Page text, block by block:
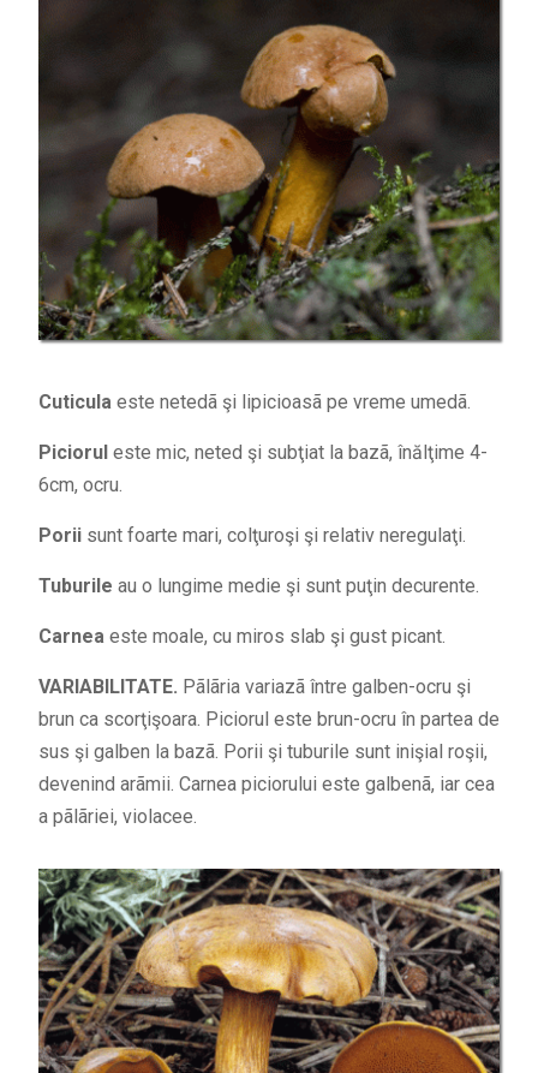
Cuticula este netedã şi lipicioasã pe vreme umedã.
Picioruleste mic, neted şi subţiat la bazã, înălţime 4-
6cm, ocru.
Porii sunt foarte mari, colţuroşi şi relativ neregulaţi.
Tuburile au o lungime medie şi sunt puţin decurente.
Carnea este moale, cu miros slab şi gust picant.
VARIABILITATE. Pãlãria variazã între galben-ocru şi
brun ca scorţişoara. Piciorul este brun-ocru în partea de
sus şi galben la bazã. Porii şi tuburile sunt inişial roşii,
devenind arãmii. Carnea piciorului este galbenã, iar cea
a pãlãriei, violacee.